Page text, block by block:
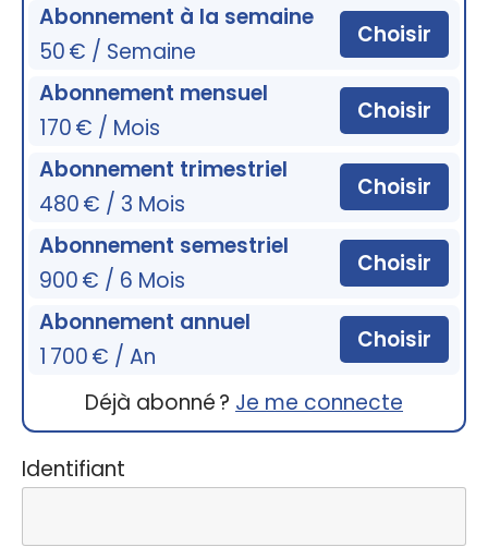
Abonnement à la semaine
50 € / Semaine
Choisir
Abonnement mensuel
170 € / Mois
Choisir
Abonnement trimestriel
480 € / 3 Mois
Choisir
Abonnement semestriel
900 € / 6 Mois
Choisir
Abonnement annuel
1 700 € / An
Choisir
Déjà abonné ? Je me connecte
Identifiant